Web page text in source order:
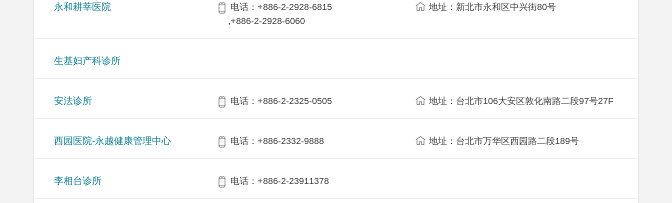
永和耕莘医院
电话：+886-2-2928-6815
,+886-2-2928-6060
地址：新北市永和区中兴街80号
生基妇产科诊所
安法诊所 电话：+886-2-2325-0505 地址：台北市106大安区敦化南路二段97号27F
西园医院-永越健康管理中心 电话：+886-2332-9888 地址：台北市万华区西园路二段189号
李相台诊所 电话：+886-2-23911378